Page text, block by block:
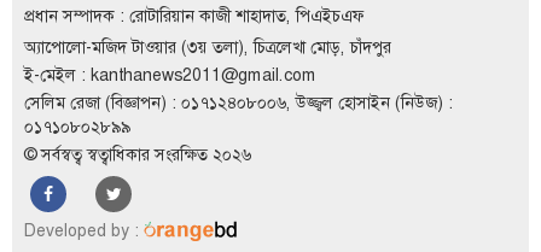
ইতিহাস
কথা
কয়
ক্যারিয়ার
চাকুরি
সৌখিন
ফটোগ্রাফার
প্রধান সম্পাদক : রোটারিয়ান কাজী শাহাদাত, পিএইচএফ
অ্যাপোলো-মজিদ টাওয়ার (৩য় তলা), চিত্রলেখা মোড়, চাঁদপুর
ই-মেইল : kanthanews2011@gmail.com
সেলিম রেজা (বিজ্ঞাপন) : ০১৭১২৪০৮০০৬, উজ্জ্বল হোসাইন (নিউজ) :
০১৭১০৮০২৮৯৯
© সর্বস্বত্ব স্বত্বাধিকার সংরক্ষিত ২০২৬
Developed by :